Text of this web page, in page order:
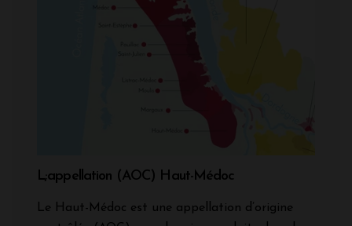
L;appellation (AOC) Haut-Médoc
Le Haut-Médoc est une appellation d’origine